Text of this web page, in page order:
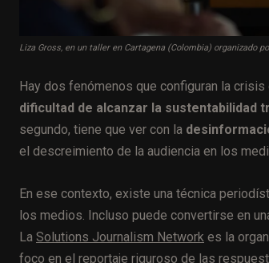
Liza Gross, en un taller en Cartagena (Colombia) organizado
Hay dos fenómenos que configuran la
dificultad de alcanzar la sustentabilidad
segundo, tiene que ver con la
el descreimiento de la audiencia en los
En ese contexto, existe una técnica
los medios. Incluso puede convertirse en
La Solutions Journalism Network es la
foco en el reportaje riguroso de las